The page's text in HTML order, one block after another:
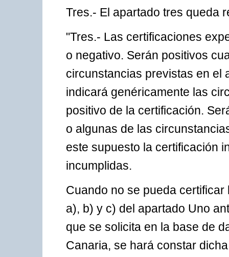
Tres.- El apartado tres queda
"Tres.- Las certificaciones
o negativo. Serán positivos
circunstancias previstas en el
indicará genéricamente las
positivo de la certificación.
o algunas de las
este supuesto la certificación
incumplidas.
Cuando no se pueda
a), b) y c) del apartado Uno
que se solicita en la base de
Canaria, se hará constar